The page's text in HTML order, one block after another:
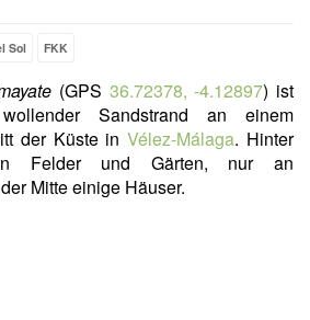
Sol FKK
(GPS 36.72378, -4.12897) ist
Sandstrand an einem
der Küste inVélez-Málaga. Hinter
Felder und Gärten, nur an
Mitte einige Häuser.